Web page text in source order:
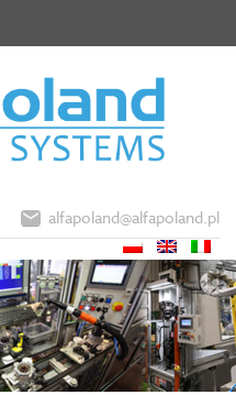
alfapoland@alfapoland.pl